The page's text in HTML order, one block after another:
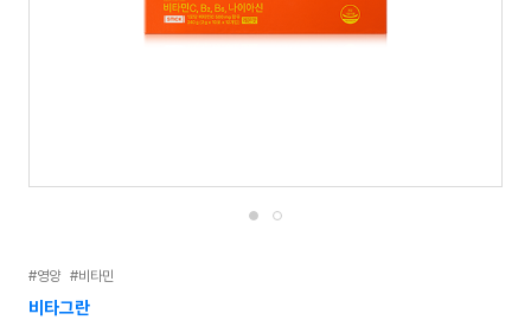
#영양 #비타민
비타그란